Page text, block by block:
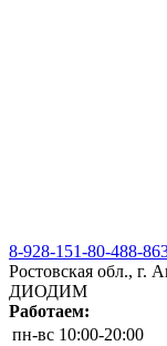
8-928-151-80-488-
Ростовская обл., г.
ДИОДИМ
Работаем:
пн-вс 10:00-20:00